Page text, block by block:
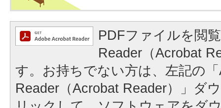
PDFファイルを閲
Reader（Acrobat
す。お持ちでない方は、左記の
Reader（Acrobat Reader）」ダ